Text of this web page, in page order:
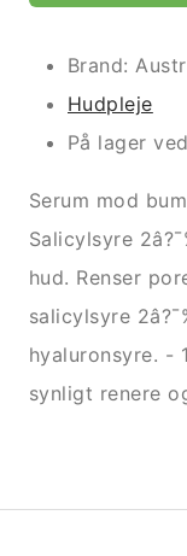
Brand:
Hudpleje
På lager
Serum mod
Salicylsyre
hud. Renser
salicylsyre
hyaluronsyre. -
synligt renere